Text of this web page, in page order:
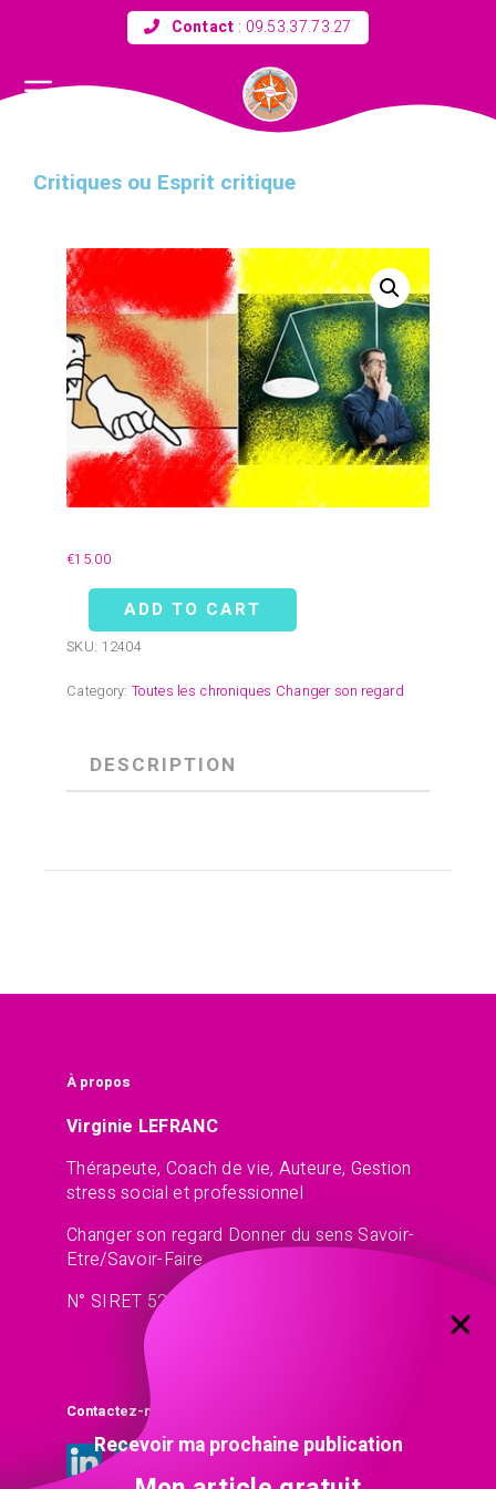
Contact : 09.53.37.73.27
Critiques ou Esprit critique
€15.00
ADD TO CART
SKU: 12404
Category: Toutes les chroniques Changer son regard
DESCRIPTION
À propos
Virginie LEFRANC
Thérapeute, Coach de vie, Auteure, Gestion
stress social et professionnel
Changer son regard Donner du sens Savoir-
Etre/Savoir-Faire
N° SIRET 521 45 77 13
Contactez-moi
Recevoir ma prochaine publication